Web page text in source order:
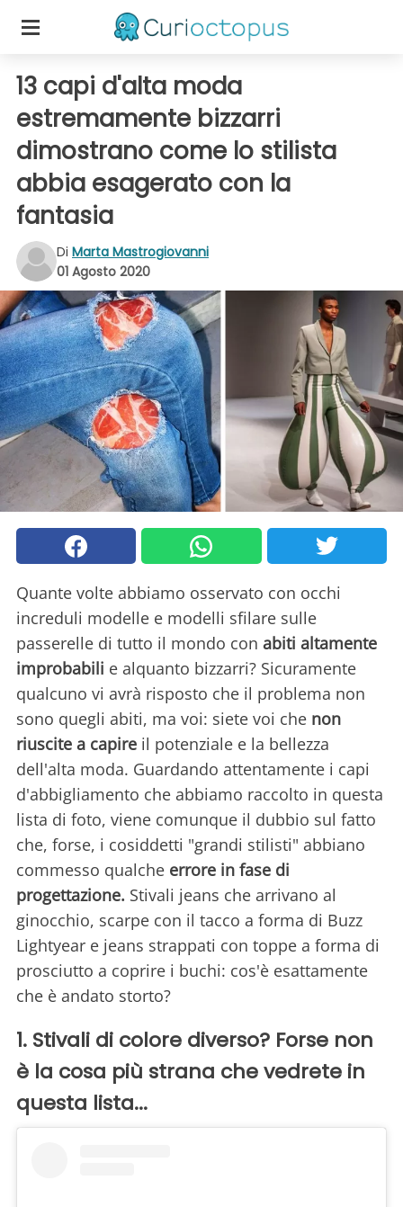
13 capi d'alta moda
estremamente bizzarri
dimostrano come lo stilista
abbia esagerato con la
fantasia
Di Marta Mastrogiovanni
01 Agosto 2020
Quante volte abbiamo osservato con occhi
increduli modelle e modelli sfilare sulle
passerelle di tutto il mondo con abiti altamente
improbabili e alquanto bizzarri? Sicuramente
qualcuno vi avrà risposto che il problema non
sono quegli abiti, ma voi: siete voi che non
riuscite a capire il potenziale e la bellezza
dell'alta moda. Guardando attentamente i capi
d'abbigliamento che abbiamo raccolto in questa
lista di foto, viene comunque il dubbio sul fatto
che, forse, i cosiddetti "grandi stilisti" abbiano
commesso qualche errore in fase di
progettazione. Stivali jeans che arrivano al
ginocchio, scarpe con il tacco a forma di Buzz
Lightyear e jeans strappati con toppe a forma di
prosciutto a coprire i buchi: cos'è esattamente
che è andato storto?
1. Stivali di colore diverso? Forse non
è la cosa più strana che vedrete in
questa lista...